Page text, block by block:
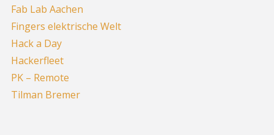
Fab Lab Aachen
Fingers elektrische Welt
Hack a Day
Hackerfleet
PK – Remote
Tilman Bremer